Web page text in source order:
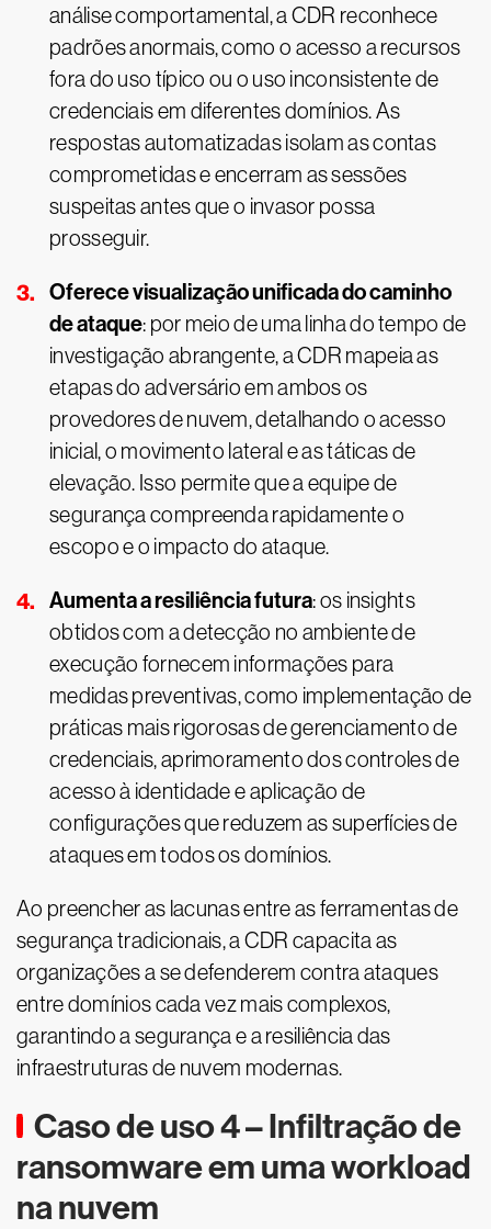
análise comportamental, a CDR reconhece
padrões anormais, como o acesso a recursos
fora do uso típico ou o uso inconsistente de
credenciais em diferentes domínios. As
respostas automatizadas isolam as contas
comprometidas e encerram as sessões
suspeitas antes que o invasor possa
prosseguir.
Oferece visualização unificada do caminho
de ataque: por meio de uma linha do tempo de
investigação abrangente, a CDR mapeia as
etapas do adversário em ambos os
provedores de nuvem, detalhando o acesso
inicial, o movimento lateral e as táticas de
elevação. Isso permite que a equipe de
segurança compreenda rapidamente o
escopo e o impacto do ataque.
Aumenta a resiliência futura: os insights
obtidos com a detecção no ambiente de
execução fornecem informações para
medidas preventivas, como implementação de
práticas mais rigorosas de gerenciamento de
credenciais, aprimoramento dos controles de
acesso à identidade e aplicação de
configurações que reduzem as superfícies de
ataques em todos os domínios.
Ao preencher as lacunas entre as ferramentas de
segurança tradicionais, a CDR capacita as
organizações a se defenderem contra ataques
entre domínios cada vez mais complexos,
garantindo a segurança e a resiliência das
infraestruturas de nuvem modernas.
Caso de uso 4 – Infiltração de
ransomware em uma workload
na nuvem